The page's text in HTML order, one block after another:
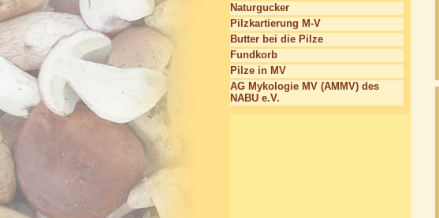
Naturgucker
Pilzkartierung M-V
Butter bei die Pilze
Fundkorb
Pilze in MV
AG Mykologie MV (AMMV) des
NABU e.V.